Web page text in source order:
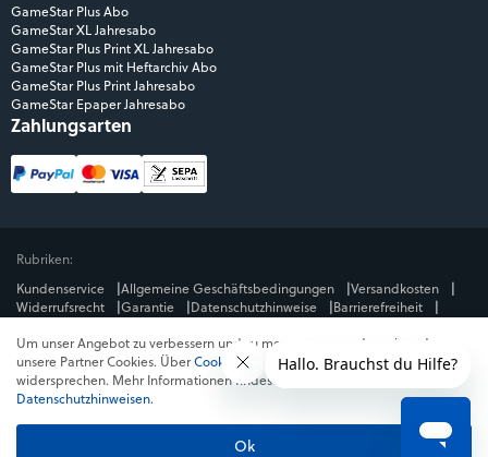
GameStar Plus Abo
GameStar XL Jahresabo
GameStar Plus Print XL Jahresabo
GameStar Plus mit Heftarchiv Abo
GameStar Plus Print Jahresabo
GameStar Epaper Jahresabo
Zahlungsarten
Rubriken:
Kundenservice
Allgemeine Geschäftsbedingungen
Versandkosten
Widerrufsrecht
Garantie Datenschutzhinweise
Barrierefreiheit
Mediengruppe:
GameStar
GamePro MeinMMO Get Hero
Jeuxvideo.com
© Webedia - alle Rechte vorbehalten
* Alle Preise enthalten die jeweilige Mehrwertsteuer. Gegebenenfalls fallen
an. Preise in Österreich und der Schweiz können abweichen.
Um unser Angebot zu verbessern und zu messen, verwenden wir und
unsere Partner Cookies. ÜberCookies ablehnenkannst du dem
widersprechen. Mehr Informationen findest du in unseren
Datenschutzhinweisen.
Ok